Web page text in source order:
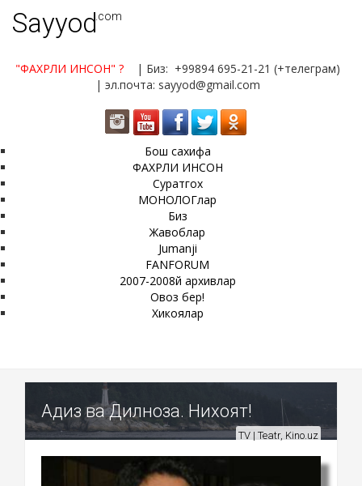
Sayyod.com
"ФАХРЛИ ИНСОН" ?
| Биз: +99894 695-21-21 (+телеграм)
| эл.почта: sayyod@gmail.com
Бош сахифа
ФАХРЛИ ИНСОН
Суратгох
МОНОЛОГлар
Биз
Жавоблар
Jumanji
FANFORUM
2007-2008й архивлар
Овоз бер!
Хикоялар
Адиз ва Дилноза. Нихоят!
TV | Teatr, Kino.uz